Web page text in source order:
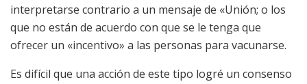
interpretarse contrario a un mensaje de «Unión; o los
que no están de acuerdo con que se le tenga que
ofrecer un «incentivo» a las personas para vacunarse.
Es difícil que una acción de este tipo logré un consenso